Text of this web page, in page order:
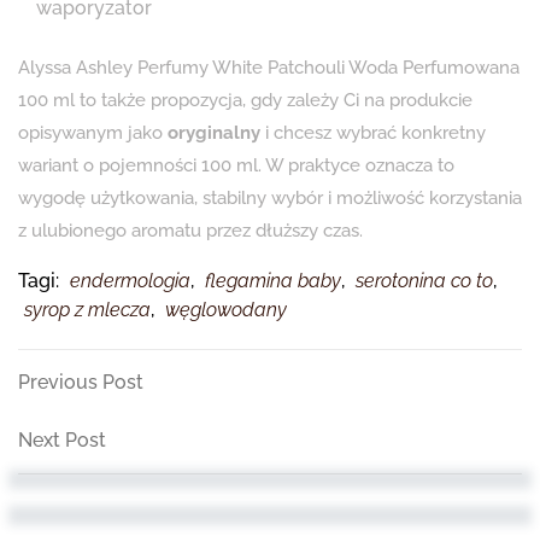
waporyzator
Alyssa Ashley Perfumy White Patchouli Woda Perfumowana
100 ml to także propozycja, gdy zależy Ci na produkcie
opisywanym jako oryginalny i chcesz wybrać konkretny
wariant o pojemności 100 ml. W praktyce oznacza to
wygodę użytkowania, stabilny wybór i możliwość korzystania
z ulubionego aromatu przez dłuższy czas.
Tagi: endermologia, flegamina baby, serotonina co to,
syrop z mlecza, węglowodany
Nawigacja
wpisu
Previous
Previous Post
Next
Post
Next Post